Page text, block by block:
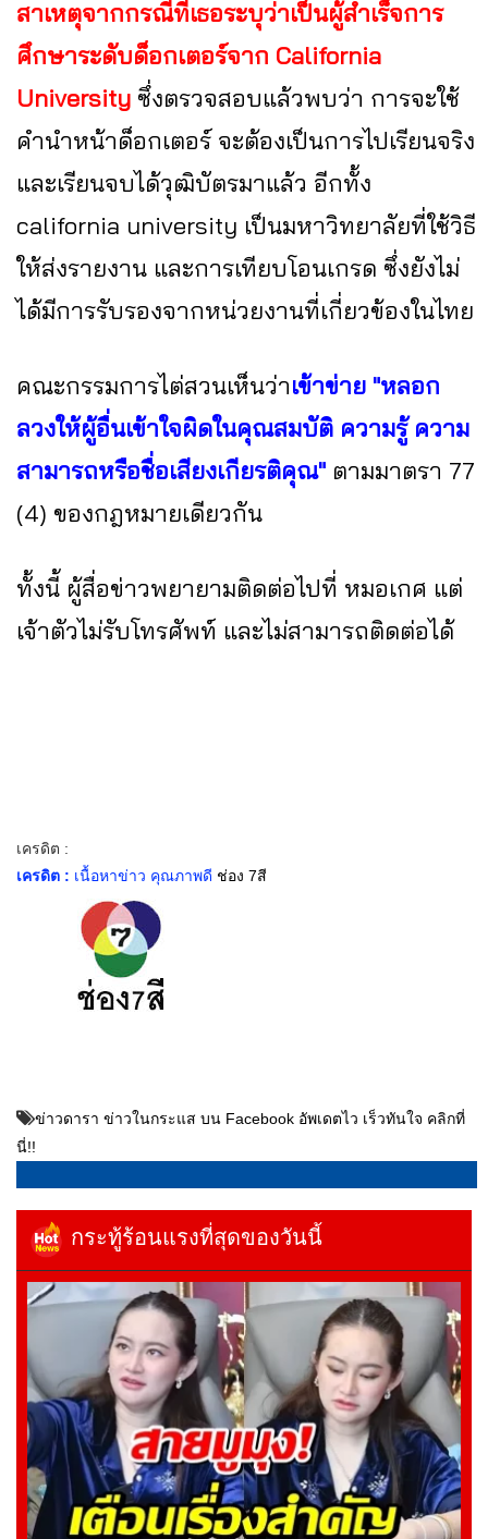
สาเหตุจากกรณีที่เธอระบุว่าเป็นผู้สำเร็จการ
ศึกษาระดับด็อกเตอร์จาก California
University ซึ่งตรวจสอบแล้วพบว่า การจะใช้
คำนำหน้าด็อกเตอร์ จะต้องเป็นการไปเรียนจริง
และเรียนจบได้วุฒิบัตรมาแล้ว อีกทั้ง
california university เป็นมหาวิทยาลัยที่ใช้วิธี
ให้ส่งรายงาน และการเทียบโอนเกรด ซึ่งยังไม่
ได้มีการรับรองจากหน่วยงานที่เกี่ยวข้องในไทย
คณะกรรมการไต่สวนเห็นว่าเข้าข่าย "หลอก
ลวงให้ผู้อื่นเข้าใจผิดในคุณสมบัติ ความรู้ ความ
สามารถหรือชื่อเสียงเกียรติคุณ" ตามมาตรา 77
(4) ของกฎหมายเดียวกัน
ทั้งนี้ ผู้สื่อข่าวพยายามติดต่อไปที่ หมอเกศ แต่
เจ้าตัวไม่รับโทรศัพท์ และไม่สามารถติดต่อได้
เครดิต :
เครดิต : เนื้อหาข่าว คุณภาพดี ช่อง 7สี
ข่าวดารา ข่าวในกระแส บน Facebook อัพเดตไว เร็วทันใจ คลิกที่
นี่!!
กระทู้ร้อนแรงที่สุดของวันนี้